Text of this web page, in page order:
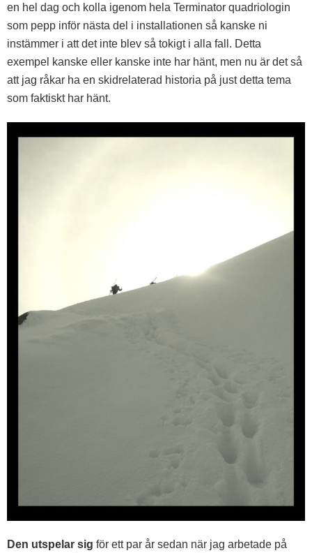
en hel dag och kolla igenom hela Terminator quadriologin
som pepp inför nästa del i installationen så kanske ni
instämmer i att det inte blev så tokigt i alla fall. Detta
exempel kanske eller kanske inte har hänt, men nu är det så
att jag råkar ha en skidrelaterad historia på just detta tema
som faktiskt har hänt.
Den utspelar sig för ett par år sedan när jag arbetade på